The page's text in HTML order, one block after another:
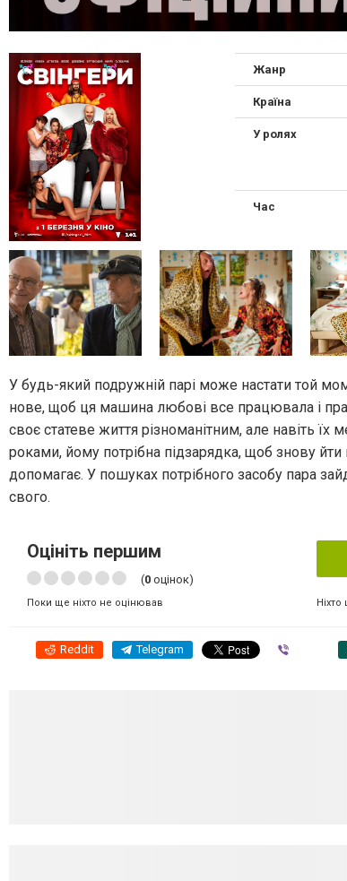
Жанр
Країна
У ролях
Час
У будь-який подружній парі може настати той
нове, щоб ця машина любові все працювала і
своє статеве життя різноманітним, але навіть їх
роками, йому потрібна підзарядка, щоб знову йти
допомагає. У пошуках потрібного засобу пара
свого.
Оцініть першим
(0 оцінок)
Поки ще ніхто не оцінював
Reddit Telegram